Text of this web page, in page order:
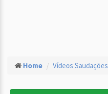
Home Vídeos Saudações